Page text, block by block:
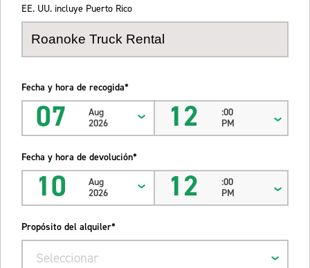
EE. UU. incluye Puerto Rico
Fecha y hora de recogida*
07
Aug
2026
12
:00
PM
Fecha y hora de devolución*
10
Aug
2026
12
:00
PM
Propósito del alquiler*
Seleccionar